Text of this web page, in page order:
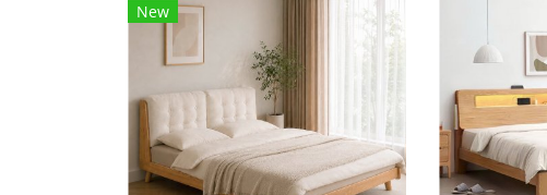
New